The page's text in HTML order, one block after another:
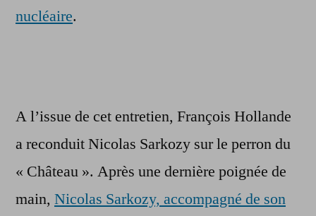
nucléaire.
A l’issue de cet entretien, François Hollande
a reconduit Nicolas Sarkozy sur le perron du
« Château ». Après une dernière poignée de
main, Nicolas Sarkozy, accompagné de son